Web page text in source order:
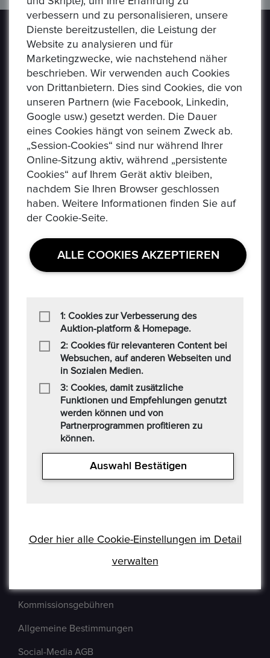
Epoxa ist eine Online-Plattform, mit der Benutzer
Münzen, Medaillen, Edelmetalle und andere
Sammlerstücke auf einer E-Auction-Plattform in den
Formaten Jetzt kaufen / Angebot / Gebot kaufen und
verkaufen können. Epoxa bietet zusätzlich einen
Umtauschservice von DM zu EUR an. Mit diesem
Service können Personen, die sich weit entfernt von
den regionalen Standorten der Bundesbank befinden
(www.ezb.europa.eu), ihre DM-Währung in Euro
USEFUL LINKS
Häufig Gestellte Fragen
Kommissionsgebühren
Allgemeine Bestimmungen
Social-Media AGB
verbessern und zu personalisieren, unsere
Dienste bereitzustellen, die Leistung der
Website zu analysieren und für
Marketingzwecke, wie nachstehend näher
beschrieben. Wir verwenden auch Cookies
von Drittanbietern. Dies sind Cookies, die von
unseren Partnern (wie Facebook, Linkedin,
Google usw.) gesetzt werden. Die Dauer
eines Cookies hängt von seinem Zweck ab.
„Session-Cookies“ sind nur während Ihrer
Online-Sitzung aktiv, während „persistente
Cookies“ auf Ihrem Gerät aktiv bleiben,
nachdem Sie Ihren Browser geschlossen
haben. Weitere Informationen finden Sie auf
der Cookie-Seite.
ALLE COOKIES AKZEPTIEREN
1: Cookies zur Verbesserung des
Auktion-platform & Homepage.
2: Cookies für relevanteren Content bei
Websuchen, auf anderen Webseiten und
in Sozialen Medien.
3: Cookies, damit zusätzliche
Funktionen und Empfehlungen genutzt
werden können und von
Partnerprogrammen profitieren zu
können.
Auswahl Bestätigen
Oder hier alle Cookie-Einstellungen im Detail
verwalten